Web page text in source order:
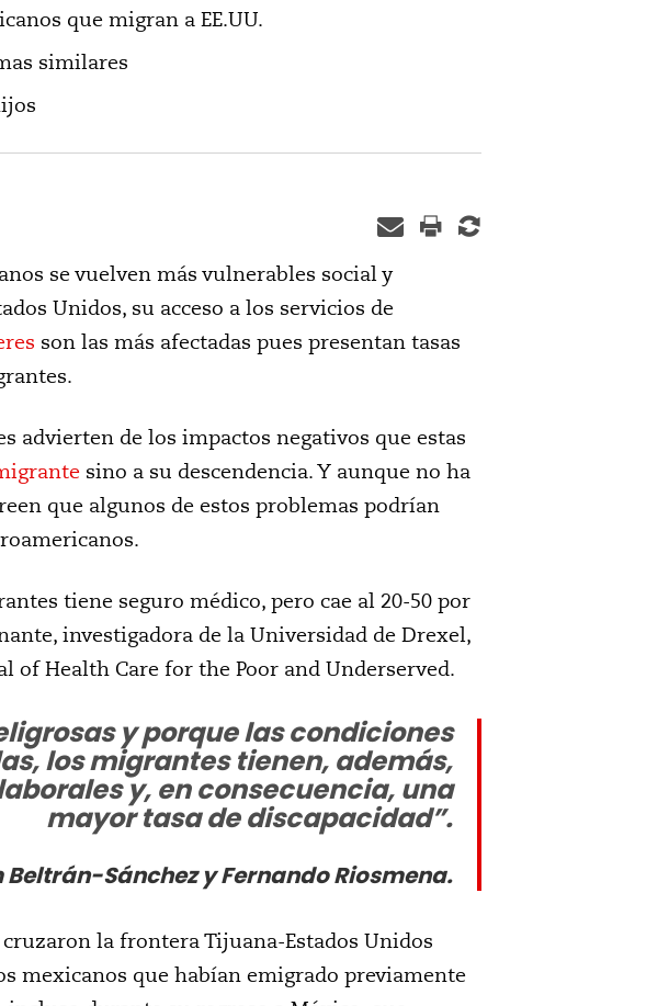
que migran a EE.UU.
similares
se vuelven más vulnerables social y
Unidos, su acceso a los servicios de
son las más afectadas pues presentan tasas
advierten de los impactos negativos que estas
sino a su descendencia. Y aunque no ha
que algunos de estos problemas podrían
tiene seguro médico, pero cae al 20-50 por
investigadora de la Universidad de Drexel,
of Health Care for the Poor and Underserved.
y porque las condiciones
los migrantes tienen, además,
y, en consecuencia, una
mayor tasa de discapacidad”.
Beltrán-Sánchez y Fernando Riosmena.
la frontera Tijuana-Estados Unidos
mexicanos que habían emigrado previamente